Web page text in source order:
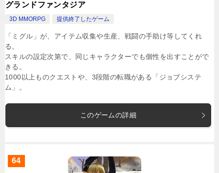
グランドファンタジア
3D MMORPG 提供終了したゲーム
「ミグル」が、アイテム収集や生産、戦闘の手助け等してくれ
る。
スキルの設定次第で、同じキャラクターでも個性を出すことがで
きる。
1000以上ものクエストや、3段階の転職がある「ジョブシステ
ム」。
このゲームの詳細
64